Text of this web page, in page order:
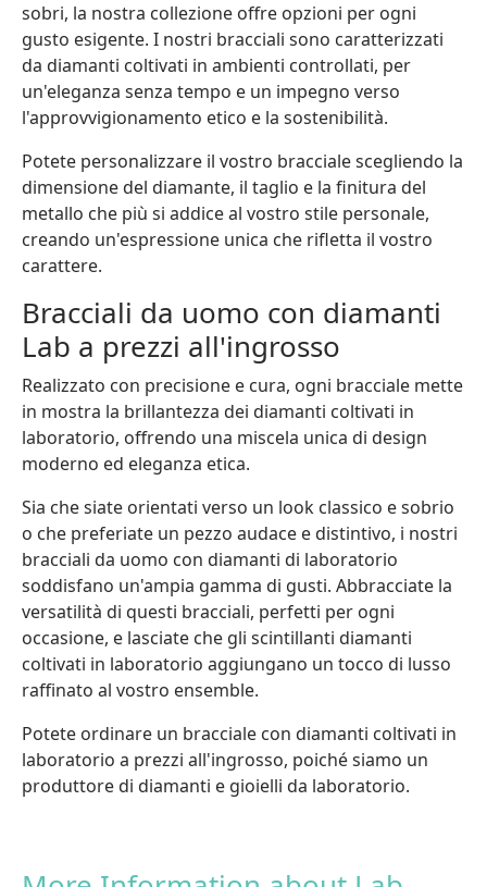
sobri, la nostra collezione offre opzioni per ogni
gusto esigente. I nostri bracciali sono caratterizzati
da diamanti coltivati in ambienti controllati, per
un'eleganza senza tempo e un impegno verso
l'approvvigionamento etico e la sostenibilità.
Potete personalizzare il vostro bracciale scegliendo la
dimensione del diamante, il taglio e la finitura del
metallo che più si addice al vostro stile personale,
creando un'espressione unica che rifletta il vostro
carattere.
Bracciali da uomo con diamanti
Lab a prezzi all'ingrosso
Realizzato con precisione e cura, ogni bracciale mette
in mostra la brillantezza dei diamanti coltivati in
laboratorio, offrendo una miscela unica di design
moderno ed eleganza etica.
Sia che siate orientati verso un look classico e sobrio
o che preferiate un pezzo audace e distintivo, i nostri
bracciali da uomo con diamanti di laboratorio
soddisfano un'ampia gamma di gusti. Abbracciate la
versatilità di questi bracciali, perfetti per ogni
occasione, e lasciate che gli scintillanti diamanti
coltivati in laboratorio aggiungano un tocco di lusso
raffinato al vostro ensemble.
Potete ordinare un bracciale con diamanti coltivati in
laboratorio a prezzi all'ingrosso, poiché siamo un
produttore di diamanti e gioielli da laboratorio.